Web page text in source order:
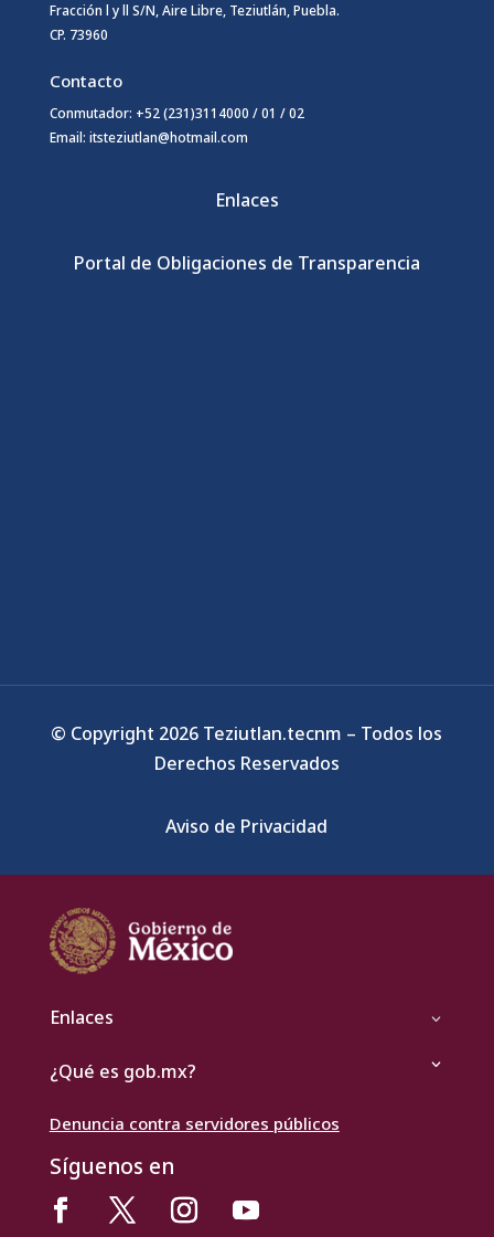
Fracción l y ll S/N, Aire Libre, Teziutlán, Puebla.
CP. 73960
Contacto
Conmutador: +52 (231)3114000 / 01 / 02
Email: itsteziutlan@hotmail.com
Enlaces
Portal de Obligaciones de Transparencia
© Copyright 2026 Teziutlan.tecnm – Todos los
Derechos Reservados
Aviso de Privacidad
Enlaces
¿Qué es gob.mx?
Denuncia contra servidores públicos
Síguenos en